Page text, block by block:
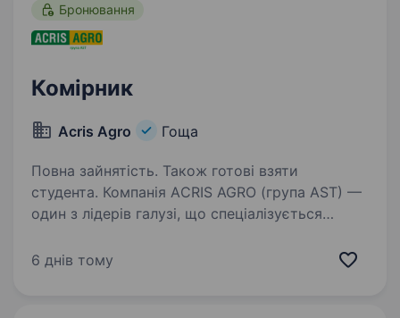
Бронювання
Комірник
Aсris Agro Гоща
Повна зайнятість. Також готові взяти
студента. Компанія AСRIS AGRO (група AST) —
один з лідерів галузі, що спеціалізується
та бобових культур запрошує до своєї
6 днів тому